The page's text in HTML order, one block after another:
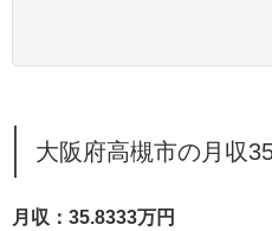
大阪府高槻市の月収
月収：35.8333万円